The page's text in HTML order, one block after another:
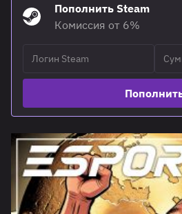
Пополнить Steam
Комиссия от 6%